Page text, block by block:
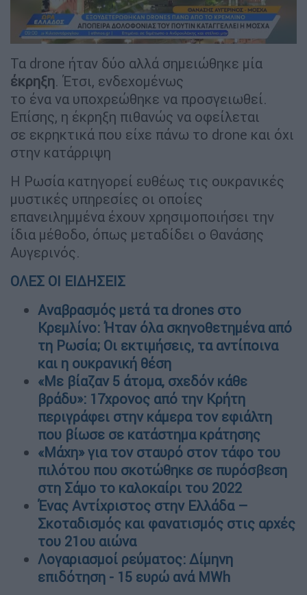
Τα drone ήταν δύο αλλά σημειώθηκε μία
έκρηξη. Έτσι, ενδεχομένως
το ένα να υποχρεώθηκε να προσγειωθεί.
Επίσης, η έκρηξη πιθανώς να οφείλεται
σε εκρηκτικά που είχε πάνω το drone και όχι
στην κατάρριψη
Η Ρωσία κατηγορεί ευθέως τις ουκρανικές
μυστικές υπηρεσίες οι οποίες
επανειλημμένα έχουν χρησιμοποιήσει την
ίδια μέθοδο, όπως μεταδίδει ο Θανάσης
Αυγερινός.
ΟΛΕΣ ΟΙ ΕΙΔΗΣΕΙΣ
Αναβρασμός μετά τα drones στο
Κρεμλίνο: Ήταν όλα σκηνοθετημένα από
τη Ρωσία; Οι εκτιμήσεις, τα αντίποινα
και η ουκρανική θέση
«Με βίαζαν 5 άτομα, σχεδόν κάθε
βράδυ»: 17χρονος από την Κρήτη
περιγράφει στην κάμερα τον εφιάλτη
που βίωσε σε κατάστημα κράτησης
«Μάχη» για τον σταυρό στον τάφο του
πιλότου που σκοτώθηκε σε πυρόσβεση
στη Σάμο το καλοκαίρι του 2022
Ένας Αντίχριστος στην Ελλάδα –
Σκοταδισμός και φανατισμός στις αρχές
του 21ου αιώνα
Λογαριασμοί ρεύματος: Δίμηνη
επιδότηση - 15 ευρώ ανά MWh